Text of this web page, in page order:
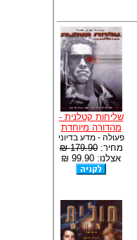
שליחות קטלנית -
מהדורה מיוחדת
פעולה - מדע בדיוני
מחיר:179.90 ₪
אצלנו: 99.90 ₪